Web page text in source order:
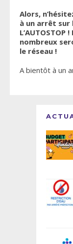
Alors,
à un arrêt sur
nombreux
le réseau !
A bientôt à un